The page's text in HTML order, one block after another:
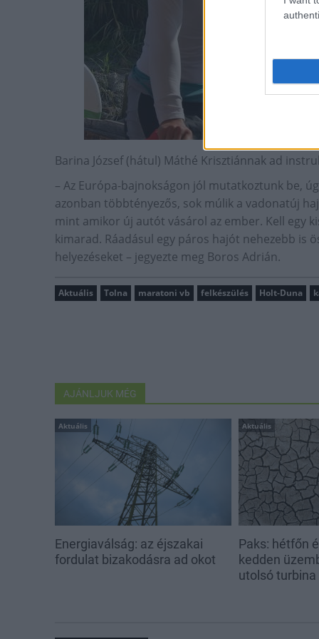
Barina József (hátul) Máthé Krisztiánnak ad
– Az Európa-bajnokságon jól mutatkoztunk be,
azonban többtényezős, sok múlik a vadonatúj
mint amikor új autót vásárol az ember. Kell egy
kimarad. Ráadásul egy páros hajót nehezebb is
helyezéseket – jegyezte meg Boros Adrián.
Aktuális Tolna maratoni vb felkészülés Holt-Duna
AJÁNLJUK MÉG
Aktuális
Energiaválság: az éjszakai
fordulat bizakodásra ad okot
Aktuális
Paks: hétfőn
kedden
utolsó turbina